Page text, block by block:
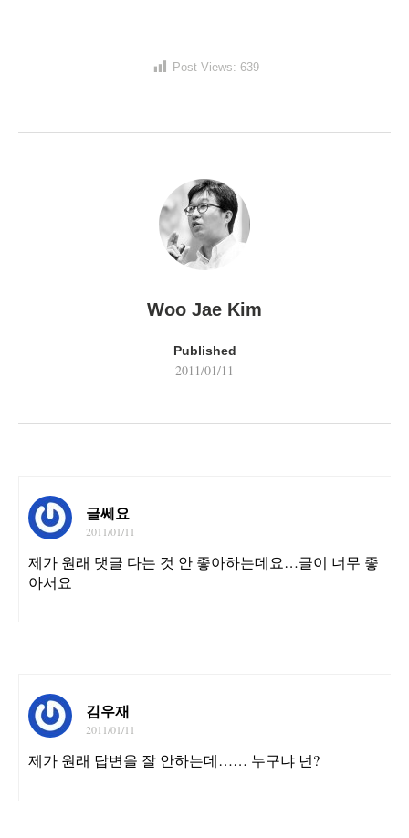
Post Views: 639
Woo Jae Kim
Published
2011/01/11
글쎄요
2011/01/11
제가 원래 댓글 다는 것 안 좋아하는데요…글이 너무 좋
아서요
김우재
2011/01/11
제가 원래 답변을 잘 안하는데…… 누구냐 넌?